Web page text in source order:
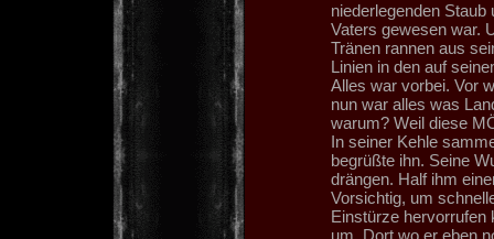
niederlegenden
Vaters gewesen war.
Tränen rannen aus
Linien in den auf
Alles war vorbei. Vor
nun war alles was
warum? Weil diese
In seiner Kehle
begrüßte ihn. Seine
drängen. Half ihm
Vorsichtig, um
Einstürze hervorrufen
um. Dort wo er eben